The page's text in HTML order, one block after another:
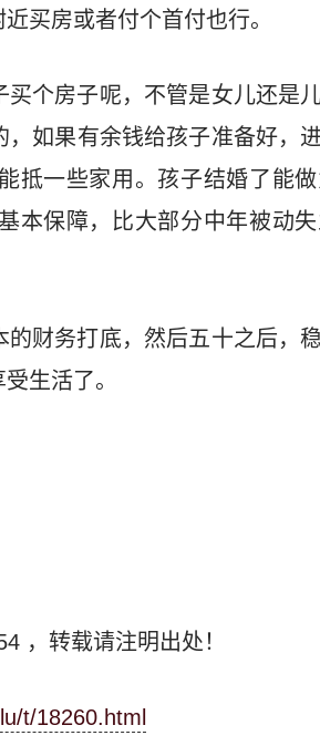
买房或者付个首付也行。
个房子呢，不管是女儿还是
如果有余钱给孩子准备好，
抵一些家用。孩子结婚了能
本保障，比大部分中年被动
财务打底，然后五十之后，
生活了。
，转载请注明出处！
t/18260.html